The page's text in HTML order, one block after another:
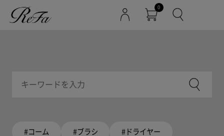
0
#コーム #ブラシ #ドライヤー